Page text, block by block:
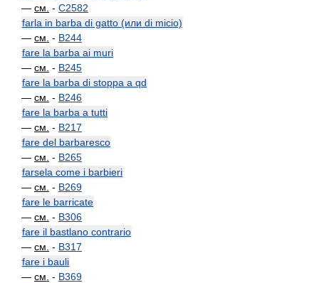
— см. - C2582
farla in barba di gatto (или di micio)
— см. - B244
fare la barba ai muri
— см. - B245
fare la barba di stoppa a qd
— см. - B246
fare la barba a tutti
— см. - B217
fare del barbaresco
— см. - B265
farsela come i barbieri
— см. - B269
fare le barricate
— см. - B306
fare il bastlano contrario
— см. - B317
fare i bauli
— см. - B369